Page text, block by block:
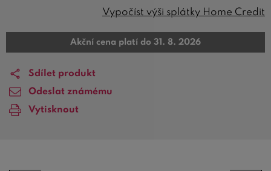
Vypočíst výši splátky Home Credit
Akční cena platí do 31. 8. 2026
Sdílet produkt
Odeslat známému
Vytisknout